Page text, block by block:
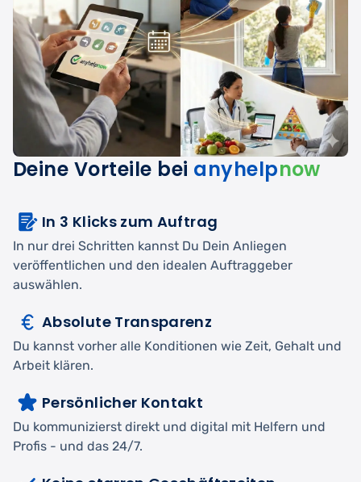
Deine Vorteile bei anyhelpnow
In 3 Klicks zum Auftrag
In nur drei Schritten kannst Du Dein Anliegen
veröffentlichen und den idealen Auftraggeber
auswählen.
Absolute Transparenz
Du kannst vorher alle Konditionen wie Zeit, Gehalt und
Arbeit klären.
Persönlicher Kontakt
Du kommunizierst direkt und digital mit Helfern und
Profis - und das 24/7.